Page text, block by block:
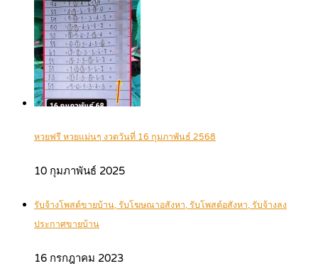
หวยฟรี หวยแม่นๆ งวดวันที่ 16 กุมภาพันธ์ 2568
10 กุมภาพันธ์ 2025
รับจ้างโพสต์ขายบ้าน, รับโฆษณาอสังหา, รับโพสต์อสังหา, รับจ้างลง
ประกาศขายบ้าน
16 กรกฎาคม 2023